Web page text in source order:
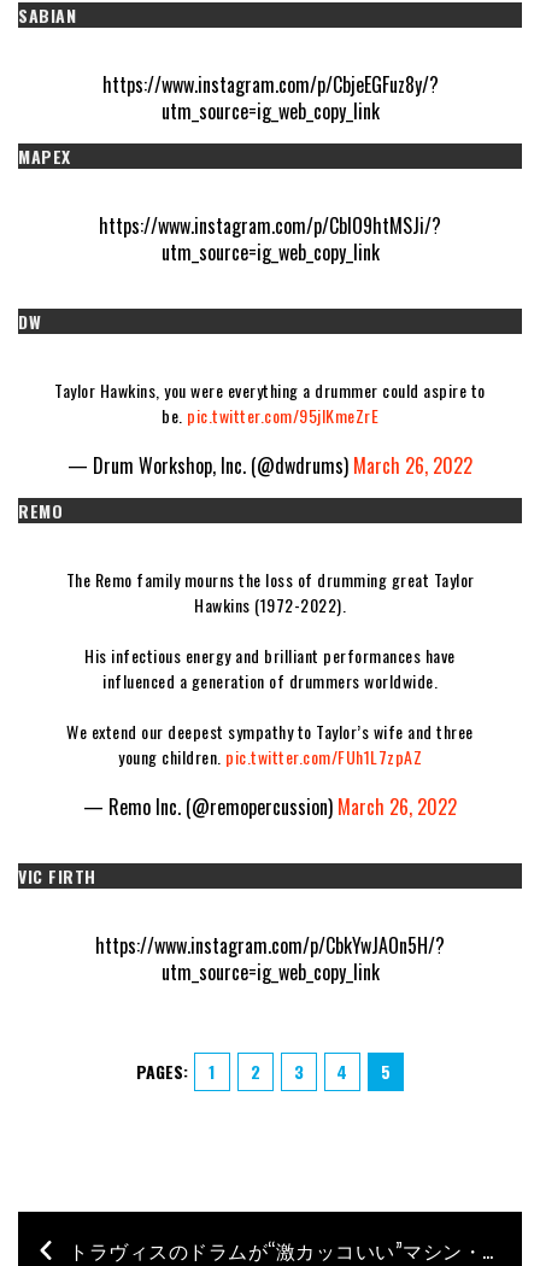
SABIAN
https://www.instagram.com/p/CbjeEGFuz8y/?
utm_source=ig_web_copy_link
MAPEX
https://www.instagram.com/p/CblO9htMSJi/?
utm_source=ig_web_copy_link
DW
Taylor Hawkins, you were everything a drummer could aspire to
be. pic.twitter.com/95jlKmeZrE
— Drum Workshop, Inc. (@dwdrums) March 26, 2022
REMO
The Remo family mourns the loss of drumming great Taylor
Hawkins (1972-2022).
His infectious energy and brilliant performances have
influenced a generation of drummers worldwide.
We extend our deepest sympathy to Taylor’s wife and three
young children. pic.twitter.com/FUh1L7zpAZ
— Remo Inc. (@remopercussion) March 26, 2022
VIC FIRTH
https://www.instagram.com/p/CbkYwJAOn5H/?
utm_source=ig_web_copy_link
PAGES: 1 2 3 4 5
トラヴィスのドラムが“激カッコいい”マシン・ガン・ケリーのMVが公開！